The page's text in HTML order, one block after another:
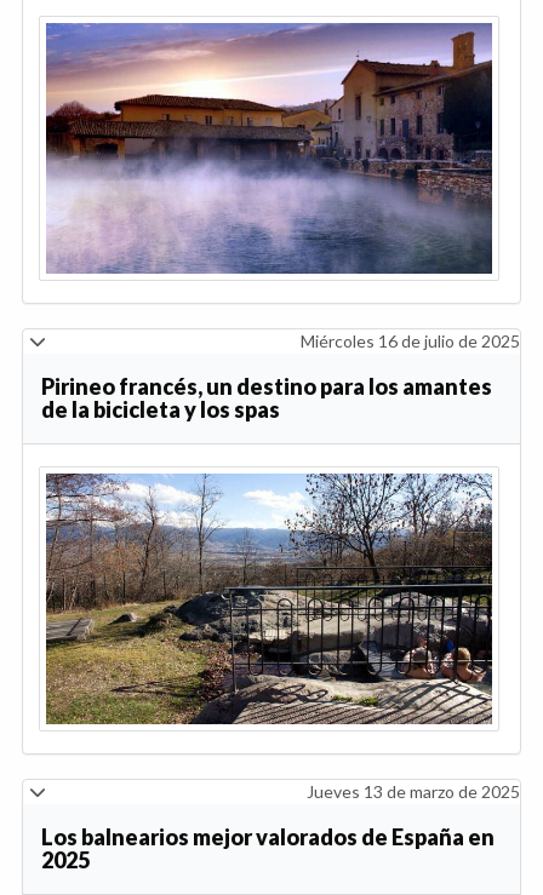
Miércoles 16 de julio de 2025
Pirineo francés, un destino para los amantes
de la bicicleta y los spas
Jueves 13 de marzo de 2025
Los balnearios mejor valorados de España en
2025